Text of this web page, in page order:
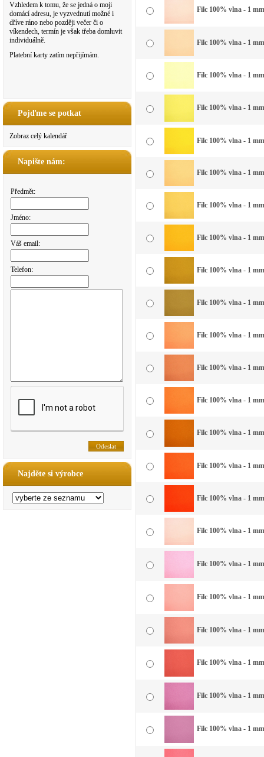
Vzhledem k tomu, že se jedná o moji
domácí adresu, je vyzvednutí možné i
dříve ráno nebo později večer či o
víkendech, termín je však třeba domluvit
individuálně.
Platební karty zatím nepřijímám.
Pojďme se potkat
Zobraz celý kalendář
Napište nám:
Předmět:
Jméno:
Váš email:
Telefon:
Najděte si výrobce
Filc 100% vlna - 1
Filc 100% vlna - 1
Filc 100% vlna - 1
Filc 100% vlna - 1
Filc 100% vlna - 1
Filc 100% vlna - 1
Filc 100% vlna - 1
Filc 100% vlna - 1
Filc 100% vlna - 1
Filc 100% vlna - 1
Filc 100% vlna - 1
Filc 100% vlna - 1
Filc 100% vlna - 1
Filc 100% vlna - 1
Filc 100% vlna - 1
Filc 100% vlna - 1
Filc 100% vlna - 1
Filc 100% vlna - 1
Filc 100% vlna - 1
Filc 100% vlna - 1
Filc 100% vlna - 1
Filc 100% vlna - 1
Filc 100% vlna - 1